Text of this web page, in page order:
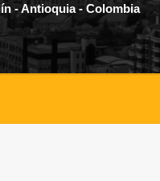
- Antioquia - Colombia